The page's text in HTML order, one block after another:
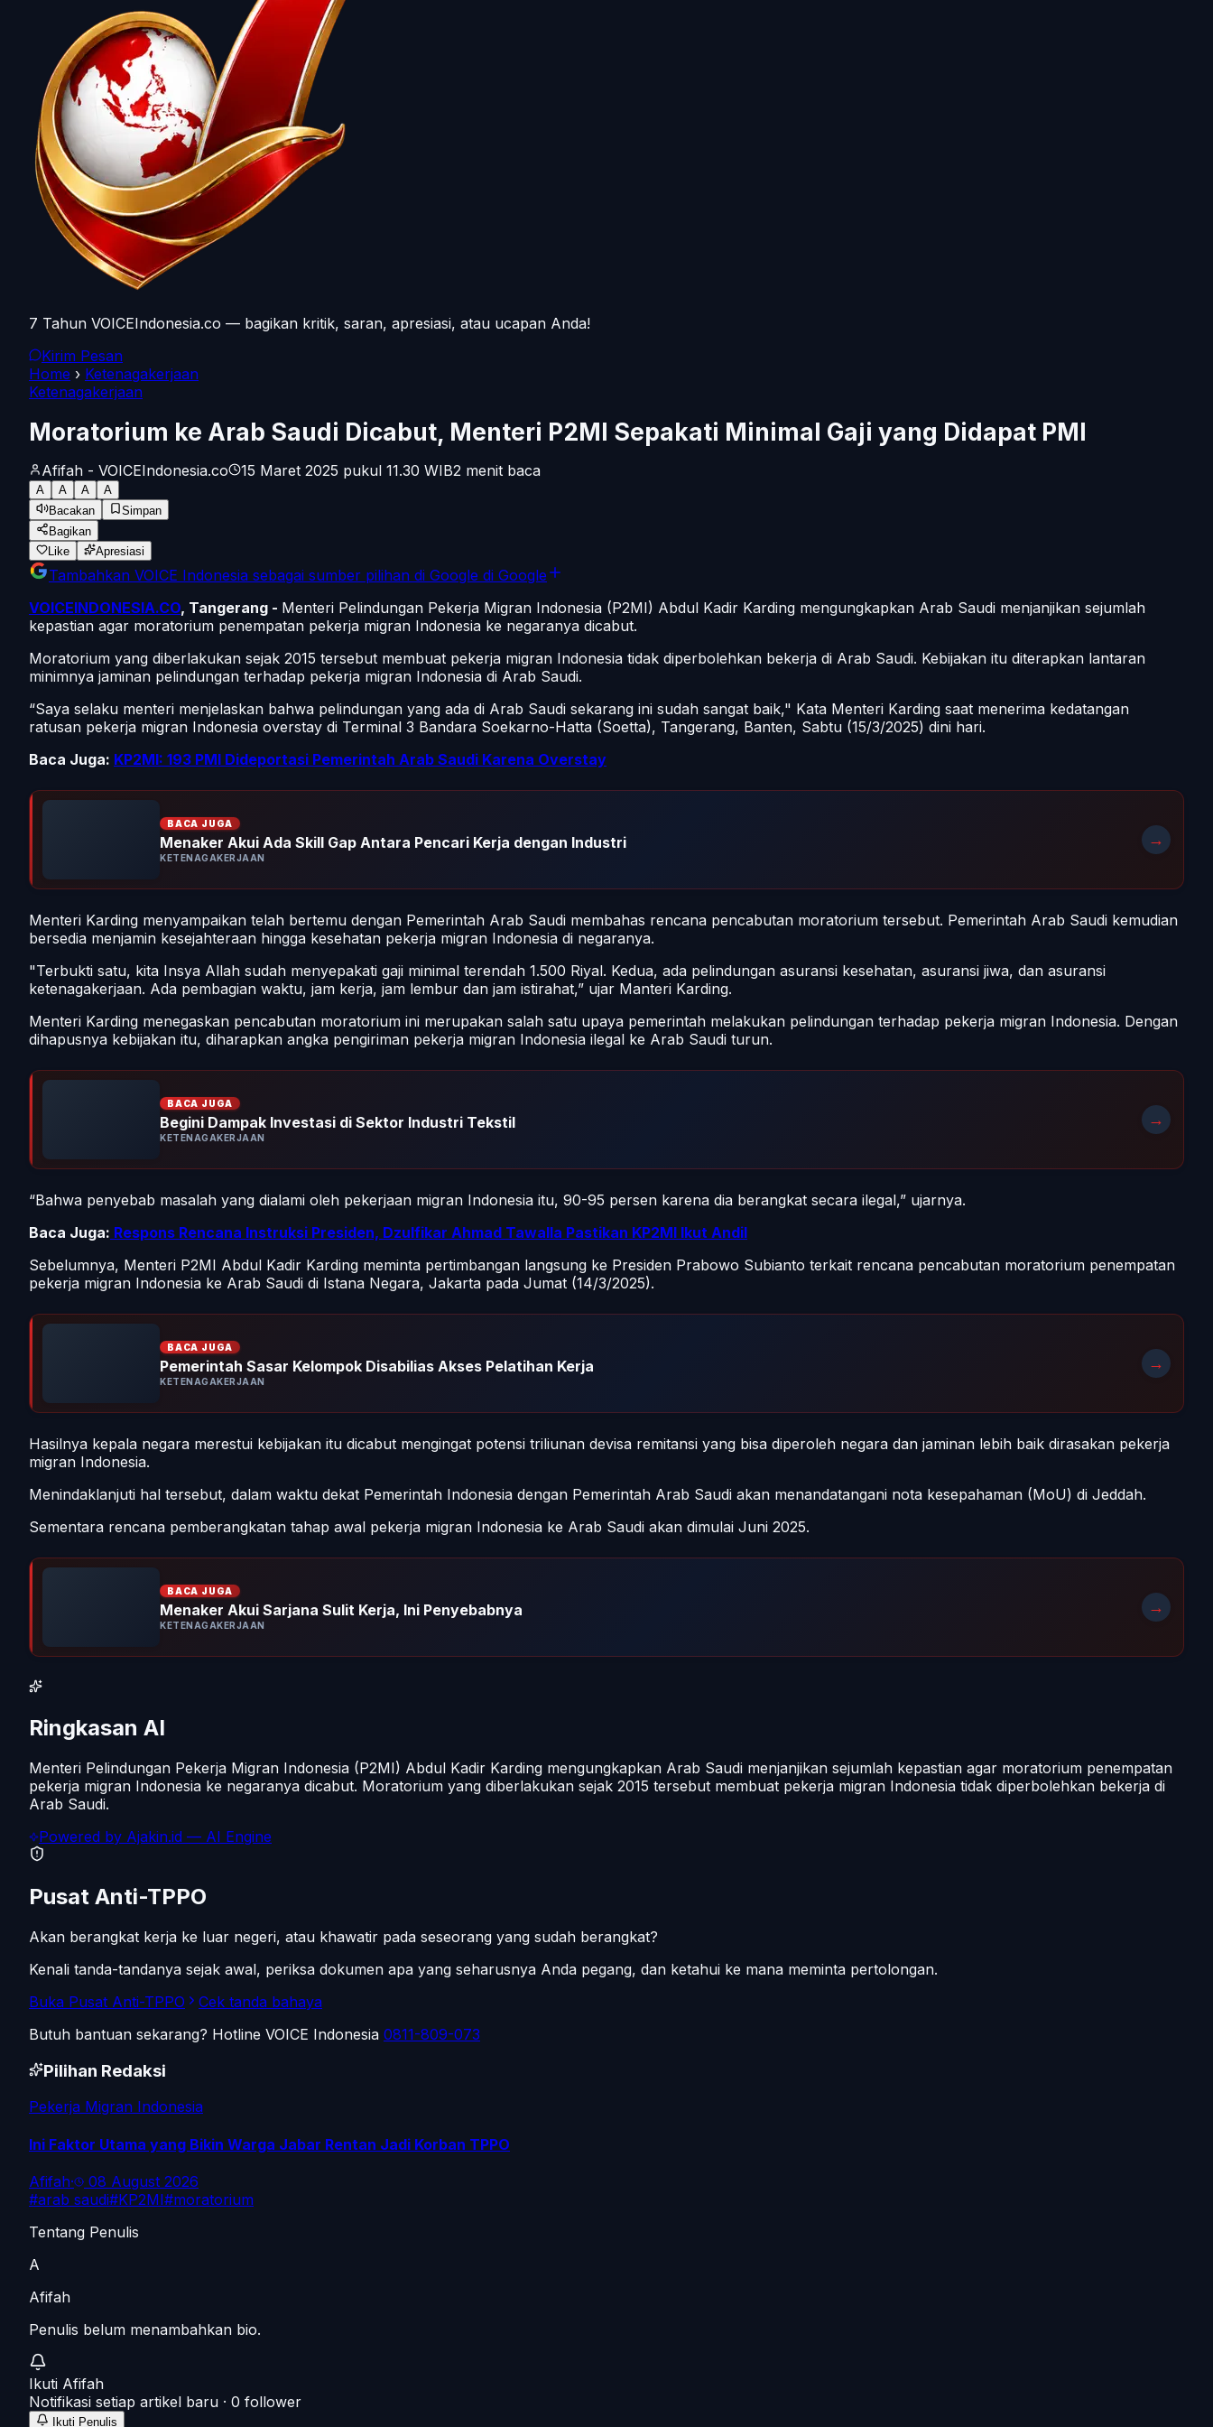
7 Tahun VOICEIndonesia.co — bagikan kritik, saran, apresiasi, atau ucapan Anda!
Kirim Pesan
Home › Ketenagakerjaan
Ketenagakerjaan
Moratorium ke Arab Saudi Dicabut, Menteri P2MI Sepakati Minimal Gaji yang Didapat PMI
Afifah - VOICEIndonesia.co 15 Maret 2025 pukul 11.30 WIB2 menit baca
A A A
A
Bacakan
Simpan
Bagikan
Like
Apresiasi
Tambahkan VOICE Indonesia sebagai sumber pilihan di Google di Google
VOICEINDONESIA.CO, Tangerang - Menteri Pelindungan Pekerja Migran Indonesia (P2MI) Abdul Kadir Karding mengungkapkan Arab Saudi menjanjikan sejumlah
kepastian agar moratorium penempatan pekerja migran Indonesia ke negaranya dicabut.
Moratorium yang diberlakukan sejak 2015 tersebut membuat pekerja migran Indonesia tidak diperbolehkan bekerja di Arab Saudi. Kebijakan itu diterapkan lantaran
minimnya jaminan pelindungan terhadap pekerja migran Indonesia di Arab Saudi.
“Saya selaku menteri menjelaskan bahwa pelindungan yang ada di Arab Saudi sekarang ini sudah sangat baik," Kata Menteri Karding saat menerima kedatangan
ratusan pekerja migran Indonesia overstay di Terminal 3 Bandara Soekarno-Hatta (Soetta), Tangerang, Banten, Sabtu (15/3/2025) dini hari.
Baca Juga: KP2MI: 193 PMI Dideportasi Pemerintah Arab Saudi Karena Overstay
BACA JUGA
Menaker Akui Ada Skill Gap Antara Pencari Kerja dengan Industri
KETENAGAKERJAAN
→
Menteri Karding menyampaikan telah bertemu dengan Pemerintah Arab Saudi membahas rencana pencabutan moratorium tersebut. Pemerintah Arab Saudi kemudian
bersedia menjamin kesejahteraan hingga kesehatan pekerja migran Indonesia di negaranya.
"Terbukti satu, kita Insya Allah sudah menyepakati gaji minimal terendah 1.500 Riyal. Kedua, ada pelindungan asuransi kesehatan, asuransi jiwa, dan asuransi
ketenagakerjaan. Ada pembagian waktu, jam kerja, jam lembur dan jam istirahat,” ujar Manteri Karding.
Menteri Karding menegaskan pencabutan moratorium ini merupakan salah satu upaya pemerintah melakukan pelindungan terhadap pekerja migran Indonesia. Dengan
dihapusnya kebijakan itu, diharapkan angka pengiriman pekerja migran Indonesia ilegal ke Arab Saudi turun.
BACA JUGA
Begini Dampak Investasi di Sektor Industri Tekstil
KETENAGAKERJAAN
→
“Bahwa penyebab masalah yang dialami oleh pekerjaan migran Indonesia itu, 90-95 persen karena dia berangkat secara ilegal,” ujarnya.
Baca Juga: Respons Rencana Instruksi Presiden, Dzulfikar Ahmad Tawalla Pastikan KP2MI Ikut Andil
Sebelumnya, Menteri P2MI Abdul Kadir Karding meminta pertimbangan langsung ke Presiden Prabowo Subianto terkait rencana pencabutan moratorium penempatan
pekerja migran Indonesia ke Arab Saudi di Istana Negara, Jakarta pada Jumat (14/3/2025).
BACA JUGA
Pemerintah Sasar Kelompok Disabilias Akses Pelatihan Kerja
KETENAGAKERJAAN
→
Hasilnya kepala negara merestui kebijakan itu dicabut mengingat potensi triliunan devisa remitansi yang bisa diperoleh negara dan jaminan lebih baik dirasakan pekerja
migran Indonesia.
Menindaklanjuti hal tersebut, dalam waktu dekat Pemerintah Indonesia dengan Pemerintah Arab Saudi akan menandatangani nota kesepahaman (MoU) di Jeddah.
Sementara rencana pemberangkatan tahap awal pekerja migran Indonesia ke Arab Saudi akan dimulai Juni 2025.
BACA JUGA
Menaker Akui Sarjana Sulit Kerja, Ini Penyebabnya
KETENAGAKERJAAN
→
Ringkasan AI
Menteri Pelindungan Pekerja Migran Indonesia (P2MI) Abdul Kadir Karding mengungkapkan Arab Saudi menjanjikan sejumlah kepastian agar moratorium penempatan
pekerja migran Indonesia ke negaranya dicabut. Moratorium yang diberlakukan sejak 2015 tersebut membuat pekerja migran Indonesia tidak diperbolehkan bekerja di
Arab Saudi.
Powered by Ajakin.id — AI Engine
Pusat Anti-TPPO
Akan berangkat kerja ke luar negeri, atau khawatir pada seseorang yang sudah berangkat?
Kenali tanda-tandanya sejak awal, periksa dokumen apa yang seharusnya Anda pegang, dan ketahui ke mana meminta pertolongan.
Buka Pusat Anti-TPPO
Cek tanda bahaya
Butuh bantuan sekarang? Hotline VOICE Indonesia 0811-809-073
Pilihan Redaksi
Pekerja Migran Indonesia
Ini Faktor Utama yang Bikin Warga Jabar Rentan Jadi Korban TPPO
Afifah·
08 August 2026
#arab saudi#KP2MI#moratorium
Tentang Penulis
A
Afifah
Penulis belum menambahkan bio.
Ikuti Afifah
Notifikasi setiap artikel baru · 0 follower
Ikuti Penulis